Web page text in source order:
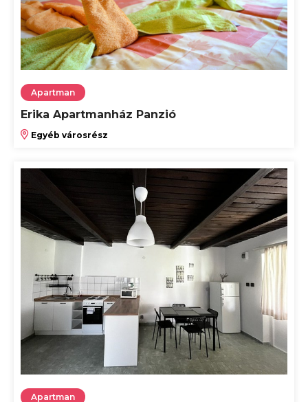
Apartman
Erika Apartmanház Panzió
Egyéb városrész
Apartman